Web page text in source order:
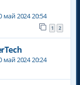
май 2024 20:54
1 2
май 2024 20:24